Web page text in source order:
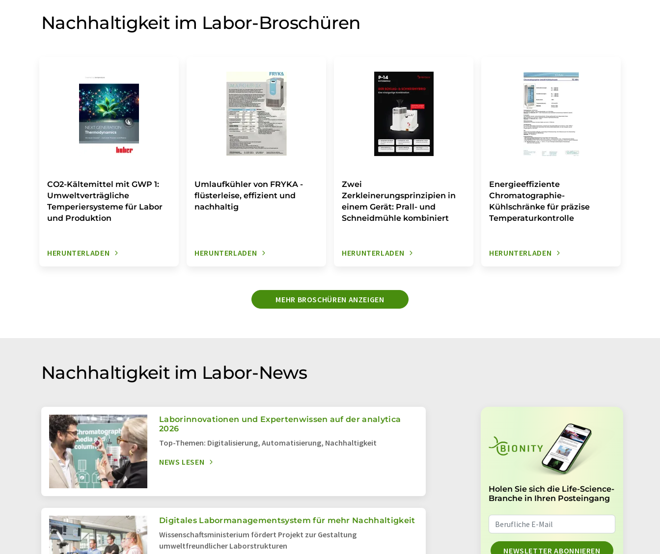
Nachhaltigkeit im Labor-Broschüren
CO2-Kältemittel mit GWP 1:
Umweltverträgliche
Temperiersysteme für Labor
und Produktion
HERUNTERLADEN
Umlaufkühler von FRYKA -
flüsterleise, effizient und
nachhaltig
HERUNTERLADEN
Zwei
Zerkleinerungsprinzipien in
einem Gerät: Prall- und
Schneidmühle kombiniert
HERUNTERLADEN
Energieeffiziente
Chromatographie-
Kühlschränke für präzise
Temperaturkontrolle
HERUNTERLADEN
MEHR BROSCHÜREN ANZEIGEN
Nachhaltigkeit im Labor-News
Laborinnovationen und Expertenwissen auf der analytica
2026
Top-Themen: Digitalisierung, Automatisierung, Nachhaltigkeit
NEWS LESEN
Digitales Labormanagementsystem für mehr Nachhaltigkeit
Wissenschaftsministerium fördert Projekt zur Gestaltung
umweltfreundlicher Laborstrukturen
Holen Sie sich die Life-Science-
Branche in Ihren Posteingang
NEWSLETTER ABONNIEREN